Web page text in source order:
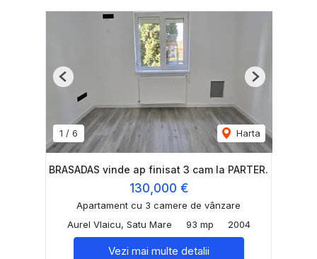
1 / 6 Harta
Previous Next
BRASADAS vinde ap finisat 3 cam la PARTER.
130,000 €
Apartament cu 3 camere de vânzare
Aurel Vlaicu, Satu Mare
93 mp 2004
Vezi mai multe detalii